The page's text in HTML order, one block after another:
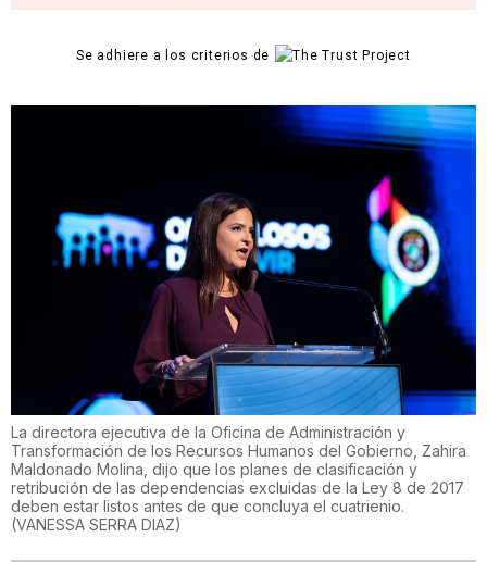
Se adhiere a los criterios de
La directora ejecutiva de la Oficina de Administración y
Transformación de los Recursos Humanos del Gobierno, Zahira
Maldonado Molina, dijo que los planes de clasificación y
retribución de las dependencias excluidas de la Ley 8 de 2017
deben estar listos antes de que concluya el cuatrienio.
(VANESSA SERRA DIAZ)